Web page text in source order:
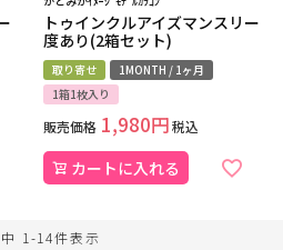
トゥインクルアイズマンスリー
度あり(2箱セット)
取り寄せ
1MONTH / 1ヶ月
1箱1枚入り
販売価格 1,980 税込
カートに入れる
1 -14件表示